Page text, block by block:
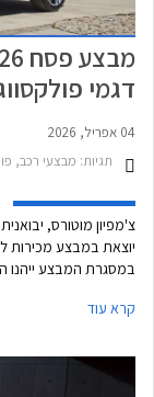
דגמי
04 אפריל, 2026
תגיות: מבצעי רכב,
צ'מפיון מוטורס,
קרא עוד